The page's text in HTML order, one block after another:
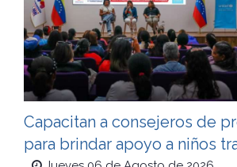
Capacitan a consejeros de
para brindar apoyo a niños